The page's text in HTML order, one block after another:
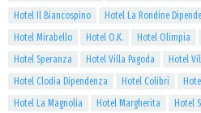
Hotel Il Biancospino
Hotel La Rondine
Hotel Mirabello
Hotel O.K. Hotel Olimpia
Hotel Speranza
Hotel Villa Pagoda Hotel
Hotel Clodia Dipendenza
Hotel Colibrì
Hotel La Magnolia
Hotel Margherita Hotel